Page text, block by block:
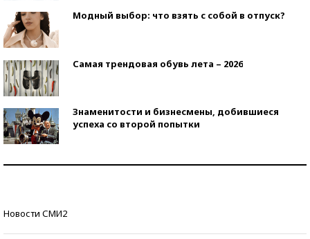
Модный выбор: что взять с собой в отпуск?
Самая трендовая обувь лета – 2026
Знаменитости и бизнесмены, добившиеся
успеха со второй попытки
Новости СМИ2